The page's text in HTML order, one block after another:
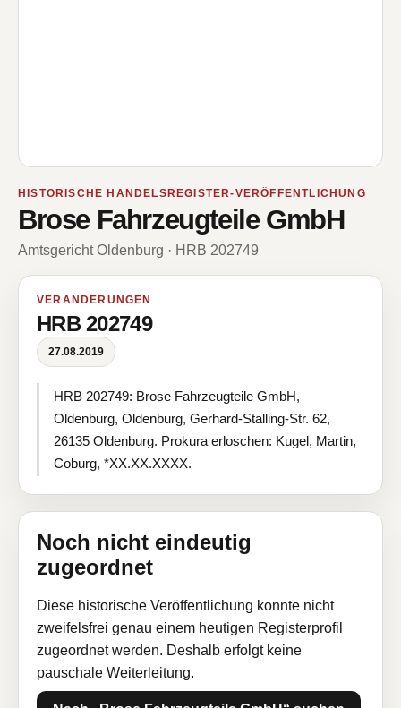
HISTORISCHE HANDELSREGISTER-VERÖFFENTLICHUNG
Brose Fahrzeugteile GmbH
Amtsgericht Oldenburg · HRB 202749
VERÄNDERUNGEN
HRB 202749
27.08.2019
HRB 202749: Brose Fahrzeugteile GmbH,
Oldenburg, Oldenburg, Gerhard-Stalling-Str. 62,
26135 Oldenburg. Prokura erloschen: Kugel, Martin,
Coburg, *XX.XX.XXXX.
Noch nicht eindeutig
zugeordnet
Diese historische Veröffentlichung konnte nicht
zweifelsfrei genau einem heutigen Registerprofil
zugeordnet werden. Deshalb erfolgt keine
pauschale Weiterleitung.